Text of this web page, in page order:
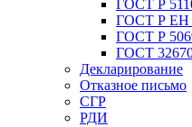
ГОСТ Р
ГОСТ Р ЕН
ГОСТ Р
ГОСТ
Декларирование
Отказное письмо
СГР
РДИ